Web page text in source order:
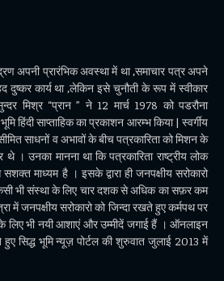
अपनी प्रारंभिक अवस्था में था ,समाचार पत्र अपने
दुष्कर कार्य था ,लेकिन इसे चुनौती के रूप में स्वीकार
मिश्र “प्रान ” ने 12 मार्च 1978 को पडरौना
हिंदी साप्ताहिक का प्रकाशन आरम्भ किया | स्वर्गीय
साधनों व अभावों के बीच पत्रकारिता को मिशन के
उनका मानना था कि पत्रकारिता राष्ट्रीय लोक
माध्यम है । इसके द्वारा ही जनपक्षीय सरोकारो
भी संस्था के लिए चार दशक से अधिक का सफ़र कम
में जनपक्षीय सरोकारो को जिन्दा रखते हुए कर्मपथ पर
लिए भी नयी आशाएं और उम्मीदें जगाई हैं । ऑनलाइन
सिद्ध भूमि न्यूज़ पोर्टल की शुरुवात जुलाई 2013 में